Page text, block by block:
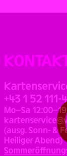
+43 1 52 111-
Mo–Sa
(ausg. Sonn- &
Heiliger Abend)